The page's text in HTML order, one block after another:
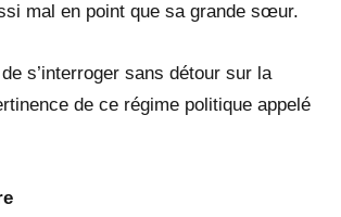
mal en point que sa grande sœur.
s’interroger sans détour sur la
de ce régime politique appelé